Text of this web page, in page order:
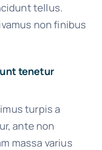
tellus.
non finibus
tenetur
turpis a
ante non
massa varius